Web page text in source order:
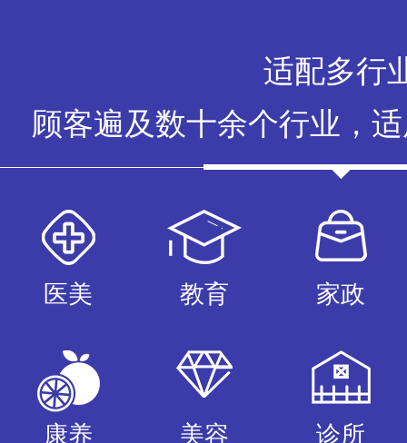
免费试用
适配多行